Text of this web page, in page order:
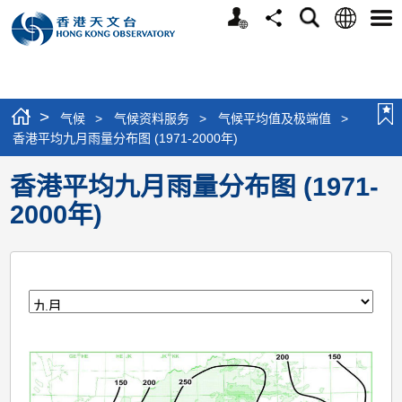
个
分
搜
语
选
> 气候 > 气候资料服务 > 气候平均值及极端值
>
香港平均九月雨量分布图 (1971-2000年)
香港平均九月雨量分布图 (1971-
2000年)
月